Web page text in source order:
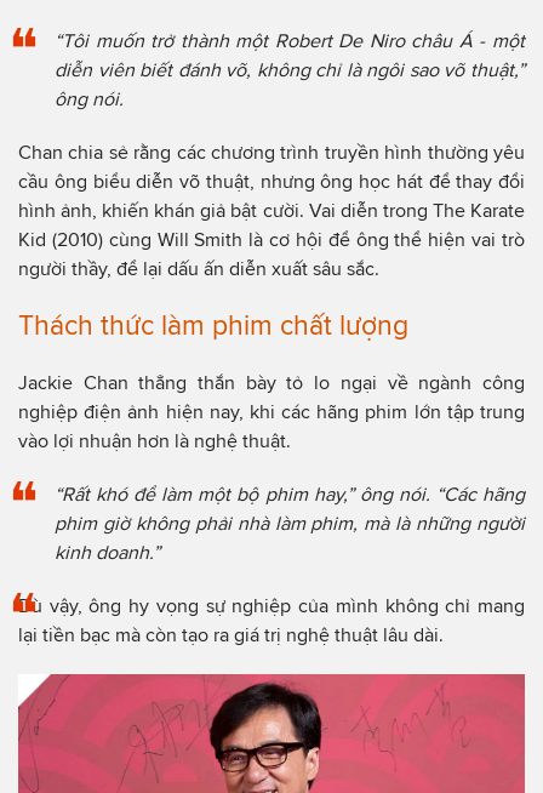
“Tôi muốn trở thành một Robert De Niro châu Á - một
diễn viên biết đánh võ, không chỉ là ngôi sao võ thuật,”
ông nói.
Chan chia sẻ rằng các chương trình truyền hình thường yêu
cầu ông biểu diễn võ thuật, nhưng ông học hát để thay đổi
hình ảnh, khiến khán giả bật cười. Vai diễn trong The Karate
Kid (2010) cùng Will Smith là cơ hội để ông thể hiện vai trò
người thầy, để lại dấu ấn diễn xuất sâu sắc.
Thách thức làm phim chất lượng
Jackie Chan thẳng thắn bày tỏ lo ngại về ngành công
nghiệp điện ảnh hiện nay, khi các hãng phim lớn tập trung
vào lợi nhuận hơn là nghệ thuật.
“Rất khó để làm một bộ phim hay,” ông nói. “Các hãng
phim giờ không phải nhà làm phim, mà là những người
kinh doanh.”
Dù vậy, ông hy vọng sự nghiệp của mình không chỉ mang
lại tiền bạc mà còn tạo ra giá trị nghệ thuật lâu dài.